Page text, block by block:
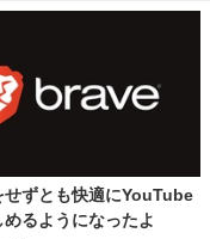
せずとも快適にYouTube
めるようになったよ